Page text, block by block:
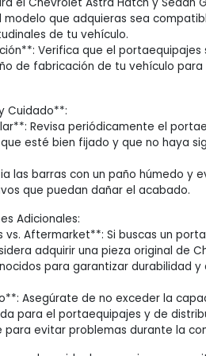
que adquieras sea
de tu vehículo.
Verifica que el portaequipajes
de fabricación de tu vehículo para
Cuidado**:
Revisa periódicamente el
esté bien fijado y que no haya
las barras con un paño húmedo y
que puedan dañar el acabado.
Adicionales:
vs. Aftermarket**: Si buscas un
adquirir una pieza original de
para garantizar durabilidad y
Asegúrate de no exceder la
para el portaequipajes y de
para evitar problemas durante la